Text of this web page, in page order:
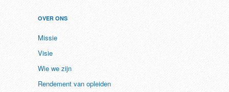
OVER ONS
Missie
Visie
Wie we zijn
Rendement van opleiden